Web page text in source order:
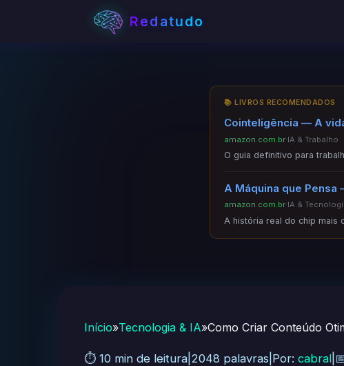
Redatudo
📚 LIVROS RECOMENDADOS
Cointeligência — A
amazon.com.br·IA & Trabalho
O guia definitivo para
A Máquina que Pensa
amazon.com.br·IA &
A história real do chip mais
Início»Tecnologia & IA»Como Criar Conteúdo
⏱️ 10 min de leitura 2048 palavras Por: cabral